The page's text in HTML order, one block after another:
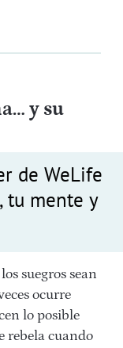
y su
de WeLife
tu mente y
suegros sean
ocurre
lo posible
rebela cuando